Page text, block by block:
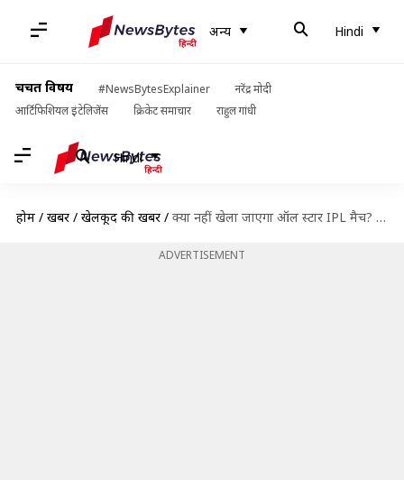
अन्य Hindi
चर्चित विषय #NewsBytesExplainer
नरेंद्र मोदी
आर्टिफिशियल इंटेलिजेंस
क्रिकेट समाचार राहुल गांधी
Hindi
होम / खबरें / खेलकूद की खबरें / क्या नहीं खेला जाएगा ऑल स्टार IPL मैच? अपने खिलाड़ी देने को तैयार नहीं टीमें
ADVERTISEMENT